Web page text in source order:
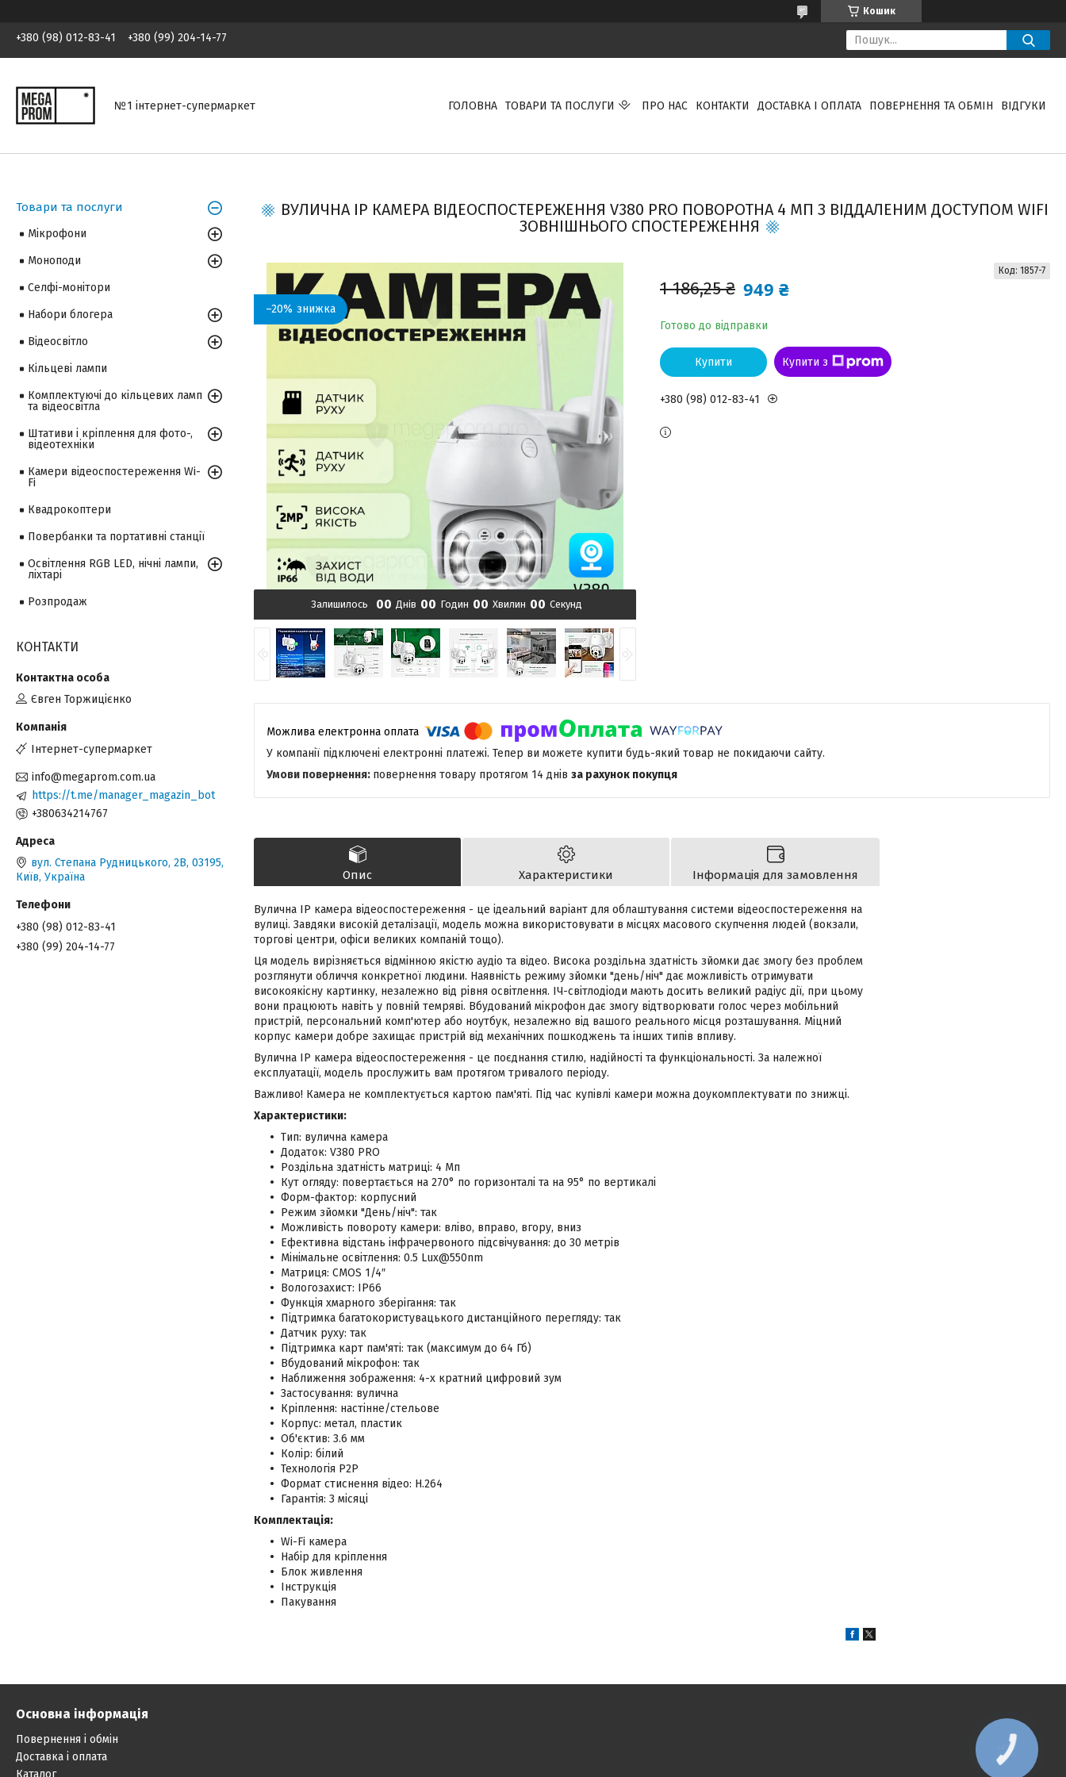
Кошик
+380 (98) 012-83-41 +380 (99) 204-14-77
№1 інтернет-супермаркет ГОЛОВНА ТОВАРИ ТА ПОСЛУГИ ПРО НАС КОНТАКТИ ДОСТАВКА І ОПЛАТА ПОВЕРНЕННЯ ТА ОБМІН ВІДГУКИ
ВУЛИЧНА IP КАМЕРА ВІДЕОСПОСТЕРЕЖЕННЯ V380 PRO ПОВОРОТНА 4 МП З ВІДДАЛЕНИМ ДОСТУПОМ WIFI
ЗОВНІШНЬОГО СПОСТЕРЕЖЕННЯ
–20%
Залишилось 00 Днів 00 Годин 00 Хвилин 00 Секунд
1 186,25 ₴ 949 ₴
Готово до відправки
Код: 1857-7
Купити Купити з
+380 (98) 012-83-41
У компанії підключені електронні платежі. Тепер ви можете купити будь-який товар не покидаючи сайту.
повернення товару протягом 14 днів за рахунок покупця
Опис Характеристики Інформація для замовлення
Вулична IP камера відеоспостереження - це ідеальний варіант для облаштування системи відеоспостереження на
вулиці. Завдяки високій деталізації, модель можна використовувати в місцях масового скупчення людей (вокзали,
торгові центри, офіси великих компаній тощо).
Ця модель вирізняється відмінною якістю аудіо та відео. Висока роздільна здатність зйомки дає змогу без проблем
розглянути обличчя конкретної людини. Наявність режиму зйомки "день/ніч" дає можливість отримувати
високоякісну картинку, незалежно від рівня освітлення. ІЧ-світлодіоди мають досить великий радіус дії, при цьому
вони працюють навіть у повній темряві. Вбудований мікрофон дає змогу відтворювати голос через мобільний
пристрій, персональний комп'ютер або ноутбук, незалежно від вашого реального місця розташування. Міцний
корпус камери добре захищає пристрій від механічних пошкоджень та інших типів впливу.
Вулична IP камера відеоспостереження - це поєднання стилю, надійності та функціональності. За належної
експлуатації, модель прослужить вам протягом тривалого періоду.
Важливо! Камера не комплектується картою пам'яті. Під час купівлі камери можна доукомплектувати по знижці.
Характеристики:
Тип: вулична камера
Додаток: V380 PRO
Роздільна здатність матриці: 4 Мп
Кут огляду: повертається на 270° по горизонталі та на 95° по вертикалі
Форм-фактор: корпусний
Режим зйомки "День/ніч": так
Можливість повороту камери: вліво, вправо, вгору, вниз
Ефективна відстань інфрачервоного підсвічування: до 30 метрів
Мінімальне освітлення: 0.5 Lux@550nm
Матриця: CMOS 1/4″
Вологозахист: IP66
Функція хмарного зберігання: так
Підтримка багатокористувацького дистанційного перегляду: так
Датчик руху: так
Підтримка карт пам'яті: так (максимум до 64 Гб)
Вбудований мікрофон: так
Наближення зображення: 4-х кратний цифровий зум
Застосування: вулична
Кріплення: настінне/стельове
Корпус: метал, пластик
Об'єктив: 3.6 мм
Колір: білий
Технологія P2P
Формат стиснення відео: H.264
Гарантія: 3 місяці
Комплектація:
Wi-Fi камера
Набір для кріплення
Блок живлення
Інструкція
Пакування
Товари та послуги
Мікрофони
Моноподи
Селфі-монітори
Набори блогера
Відеосвітло
Кільцеві лампи
Комплектуючі до кільцевих ламп
та відеосвітла
Штативи і кріплення для фото-,
відеотехніки
Камери відеоспостереження Wi-
Fi
Квадрокоптери
Повербанки та портативні станції
Освітлення RGB LED, нічні лампи,
ліхтарі
Розпродаж
КОНТАКТИ
Євген Торжицієнко
Інтернет-супермаркет
info@megaprom.com.ua
https://t.me/manager_magazin_bot
+380634214767
вул. Степана Рудницького, 2В, 03195,
Київ, Україна
+380 (98) 012-83-41
+380 (99) 204-14-77
Основна інформація
Повернення і обмін
Доставка і оплата
КНОПКА
ЗВ'ЯЗКУ